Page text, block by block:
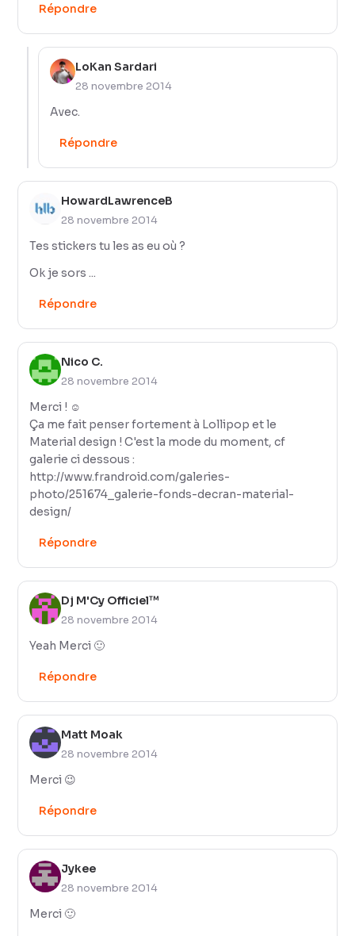
Répondre
LoKan Sardari
28 novembre 2014
Avec.
Répondre
HowardLawrenceB
28 novembre 2014
Tes stickers tu les as eu où ?
Ok je sors ...
Répondre
Nico C.
28 novembre 2014
Merci ! ☺
Ça me fait penser fortement à Lollipop et le
Material design ! C'est la mode du moment, cf
galerie ci dessous :
http://www.frandroid.com/galeries-
photo/251674_galerie-fonds-decran-material-
design/
Répondre
Dj M'Cy Officiel™
28 novembre 2014
Yeah Merci 🙂
Répondre
Matt Moak
28 novembre 2014
Merci 😉
Répondre
Jykee
28 novembre 2014
Merci 🙂